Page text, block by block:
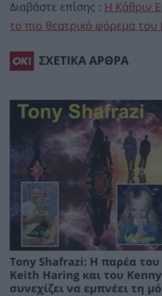
Διαβάστε επίσης : Η Κάθριν
το πιο θεατρικό φόρεμα του
ΣΧΕΤΙΚΑ ΑΡΘΡΑ
Tony Shafrazi: Η παρέα
Keith Haring και του
συνεχίζει να εμπνέει τη